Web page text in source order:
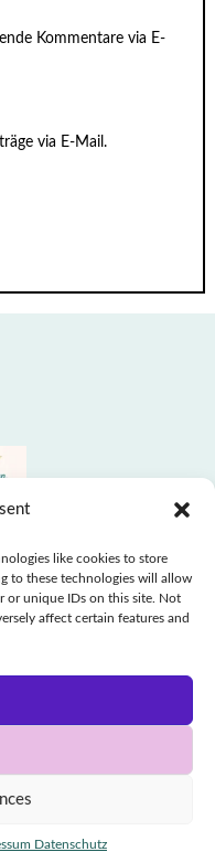
like cookies to store
to these technologies will allow
or unique IDs on this site. Not
affect certain features and
Datenschutz
Kommentare via E-
via E-Mail.
Datenschutz
powered by